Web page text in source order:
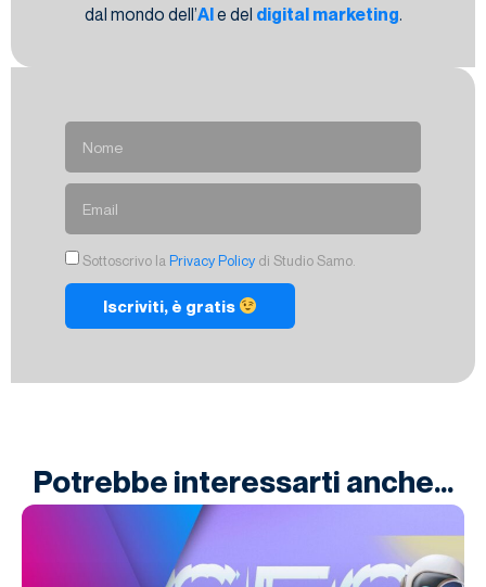
dal mondo dell’AIe del digital marketing.
Sottoscrivo la Privacy Policy di Studio Samo.
Iscriviti, è gratis
Potrebbe interessarti anche...